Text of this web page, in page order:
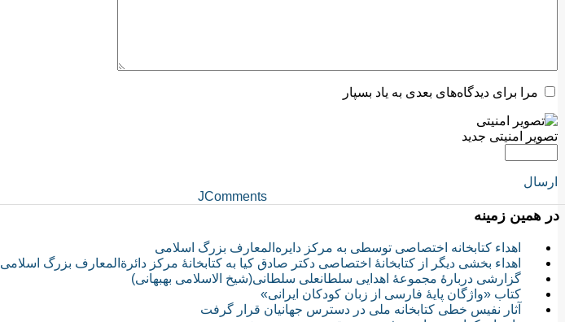
مرا برای دیدگاه‌های بعدی به یاد بسپار
تصویر امنیتی جدید
ارسال
JComments
در همین زمینه
اهداء کتابخانه اختصاصی توسطی به مرکز دایره‌المعارف بزرگ اسلامی
اهداء بخشی دیگر از کتابخانۀ اختصاصی دکتر صادق کیا به کتابخانۀ مرکز دائرةالمعارف بزرگ اسلامی
گزارشی دربارۀ مجموعۀ اهدایی سلطانعلی سلطانی(شیخ الاسلامی بهبهانی)
کتاب «واژگان پایۀ فارسی از زبان کودکان ایرانی»
آثار نفیس خطی کتابخانه ملی در دسترس جهانیان قرار گرفت